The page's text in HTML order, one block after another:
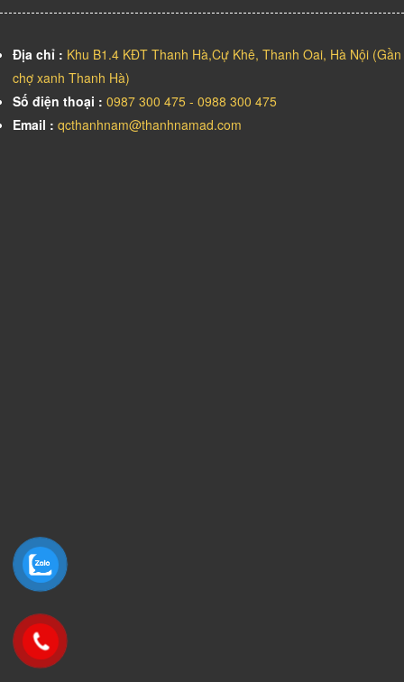
Địa chỉ : Khu B1.4 KĐT Thanh Hà,Cự Khê, Thanh Oai, Hà Nội (Gần
chợ xanh Thanh Hà)
Số điện thoại : 0987 300 475 - 0988 300 475
Email : qcthanhnam@thanhnamad.com